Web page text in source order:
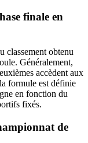
finale en
classement obtenu
Généralement,
accèdent aux
formule est définie
en fonction du
fixés.
de